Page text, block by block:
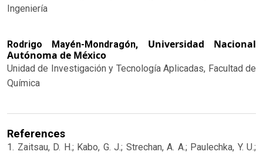
Ingeniería
Rodrigo Mayén-Mondragón, Universidad Nacional
Autónoma de México
Unidad de Investigación y Tecnología Aplicadas, Facultad de
Química
References
1. Zaitsau, D. H.; Kabo, G. J.; Strechan, A. A.; Paulechka, Y. U.;